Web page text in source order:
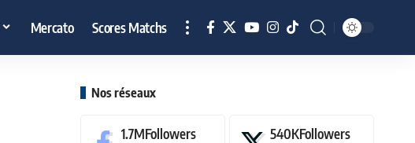
Mercato Scores Matchs
Nos réseaux
1.7MFollowers 540KFollowers